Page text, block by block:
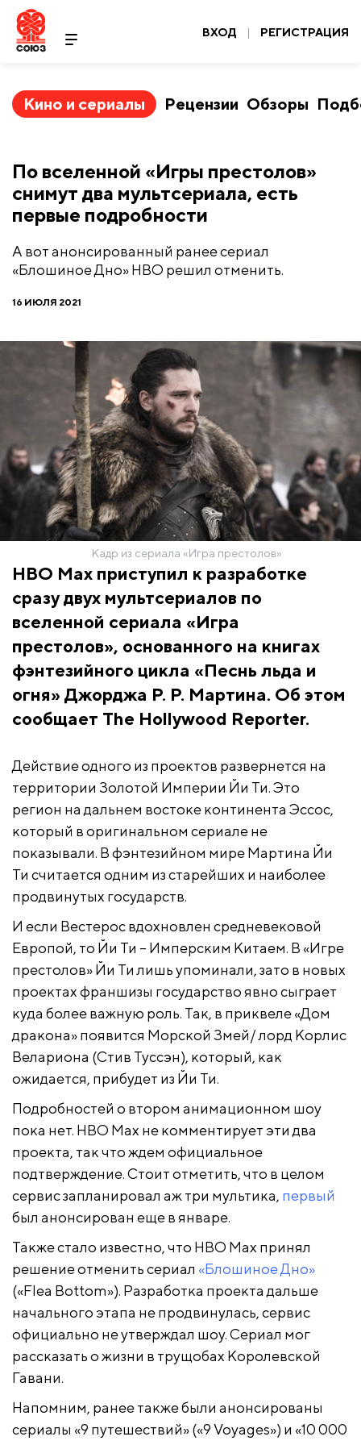
ВХОД | РЕГИСТРАЦИЯ
Кино и сериалы Рецензии Обзоры
По вселенной «Игры престолов»
снимут два мультсериала, есть
первые подробности
А вот анонсированный ранее сериал
«Блошиное Дно» HBO решил отменить.
16 ИЮЛЯ 2021
Кадр из сериала «Игра престолов»
HBO Max приступил к разработке
сразу двух мультсериалов по
вселенной сериала «Игра
престолов», основанного на книгах
фэнтезийного цикла «Песнь льда и
огня» Джорджа Р. Р. Мартина. Об этом
сообщает The Hollywood Reporter.
Действие одного из проектов развернется на
территории Золотой Империи Йи Ти. Это
регион на дальнем востоке континента Эссос,
который в оригинальном сериале не
показывали. В фэнтезийном мире Мартина Йи
Ти считается одним из старейших и наиболее
продвинутых государств.
И если Вестерос вдохновлен средневековой
Европой, то Йи Ти – Имперским Китаем. В «Игре
престолов» Йи Ти лишь упоминали, зато в новых
проектах франшизы государство явно сыграет
куда более важную роль. Так, в приквеле «Дом
дракона» появится Морской Змей/ лорд Корлис
Велариона (Стив Туссэн), который, как
ожидается, прибудет из Йи Ти.
Подробностей о втором анимационном шоу
пока нет. HBO Max не комментирует эти два
проекта, так что ждем официальное
подтверждение. Стоит отметить, что в целом
сервис запланировал аж три мультика, первый
был анонсирован еще в январе.
Также стало известно, что HBO Max принял
решение отменить сериал «Блошиное Дно»
(«Flea Bottom»). Разработка проекта дальше
начального этапа не продвинулась, сервис
официально не утверждал шоу. Сериал мог
рассказать о жизни в трущобах Королевской
Гавани.
Напомним, ранее также были анонсированы
сериалы «9 путешествий» («9 Voyages») и «10 000